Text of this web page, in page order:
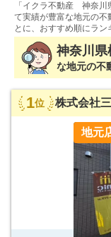
不動産会社を探す
物件の価格を知る
不動産会社向け情
「イクラ不動産 神奈川
て実績が豊富な地元の不
とに、おすすめ順にラン
神奈川県
な地元の不
1位 株式会社
地元